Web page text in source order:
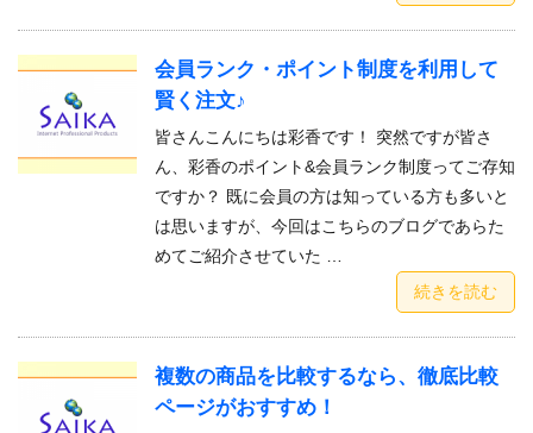
会員ランク・ポイント制度を利用して
賢く注文♪
皆さんこんにちは彩香です！ 突然ですが皆さ
ん、彩香のポイント&会員ランク制度ってご存知
ですか？ 既に会員の方は知っている方も多いと
は思いますが、今回はこちらのブログであらた
めてご紹介させていた …
続きを読む
複数の商品を比較するなら、徹底比較
ページがおすすめ！